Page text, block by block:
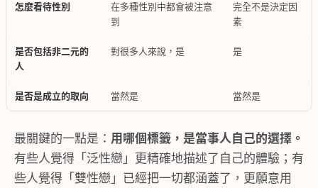
怎麼看待性別
在多種性別中都會被注意
到
完全不是決定因
素
是否包括非二元的
人
對很多人來說，是 是
是否是成立的取向 當然是 當然是
最關鍵的一點是： 用哪個標籤，是當事人自己的選擇。
有些人覺得「泛性戀」更精確地描述了自己的體驗；有
些人覺得「雙性戀」已經把一切都涵蓋了，更願意用